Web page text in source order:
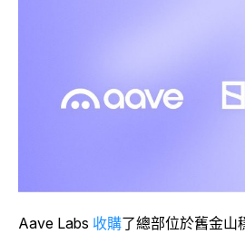
Aave Labs 收購了總部位於舊金山